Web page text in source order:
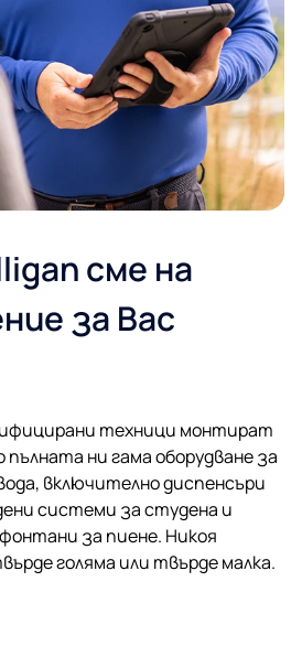
данни, вие се съгласявате с
поверителност. Ние гарантираме
Вашата информация няма да
на лични данни за
сме на
за Вас
техници монтират
пълната ни гама оборудване за
включително диспенсъри
системи за студена и
за пиене. Никоя
голяма или твърде малка.